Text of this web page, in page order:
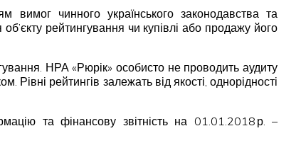
вимог чинного українського законодавства та
рейтингування чи купівлі або продажу його
НРА «Рюрік» особисто не проводить аудиту
рейтингів залежать від якості, однорідності
та фінансову звітність на 01.01.2018 р. –